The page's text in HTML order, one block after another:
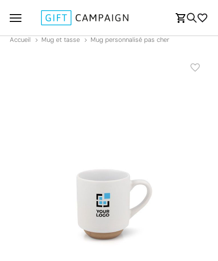
Accueil Mug et tasse Mug personnalisé pas cher